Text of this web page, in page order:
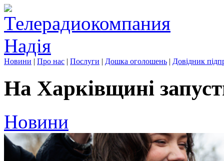
Новини | Про нас | Послуги | Дошка оголошень | Довідник
На Харківщині
Новини